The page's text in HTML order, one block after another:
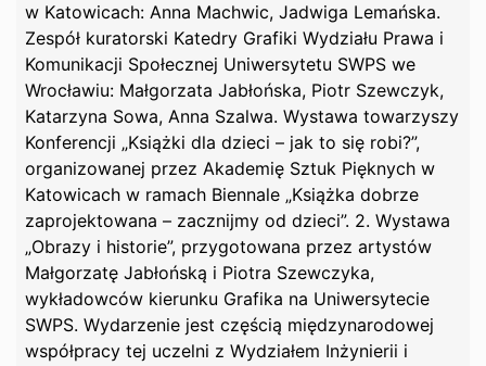
w Katowicach: Anna Machwic, Jadwiga Lemańska.
Zespół kuratorski Katedry Grafiki Wydziału Prawa i
Komunikacji Społecznej Uniwersytetu SWPS we
Wrocławiu: Małgorzata Jabłońska, Piotr Szewczyk,
Katarzyna Sowa, Anna Szalwa. Wystawa towarzyszy
Konferencji „Książki dla dzieci – jak to się robi?”,
organizowanej przez Akademię Sztuk Pięknych w
Katowicach w ramach Biennale „Książka dobrze
zaprojektowana – zacznijmy od dzieci”. 2. Wystawa
„Obrazy i historie”, przygotowana przez artystów
Małgorzatę Jabłońską i Piotra Szewczyka,
wykładowców kierunku Grafika na Uniwersytecie
SWPS. Wydarzenie jest częścią międzynarodowej
współpracy tej uczelni z Wydziałem Inżynierii i